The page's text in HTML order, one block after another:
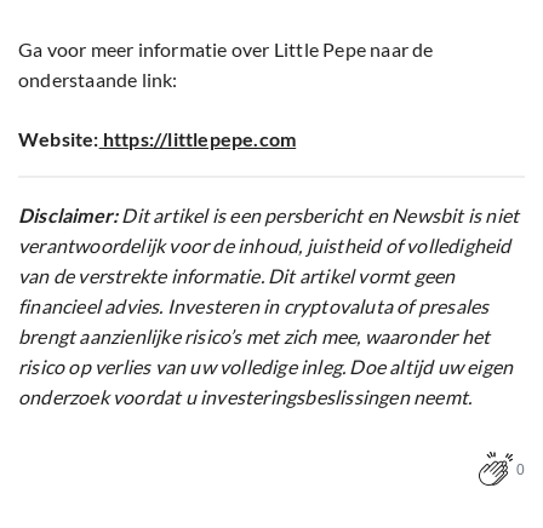
Ga voor meer informatie over Little Pepe naar de
onderstaande link:
Website: https://littlepepe.com
Disclaimer:Dit artikel is een persbericht en Newsbit is niet
verantwoordelijk voor de inhoud, juistheid of volledigheid
van de verstrekte informatie. Dit artikel vormt geen
financieel advies. Investeren in cryptovaluta of presales
brengt aanzienlijke risico’s met zich mee, waaronder het
risico op verlies van uw volledige inleg. Doe altijd uw eigen
onderzoek voordat u investeringsbeslissingen neemt.
0